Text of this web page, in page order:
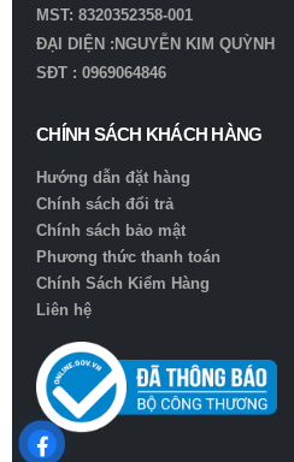
MST: 8320352358-001
ĐẠI DIỆN :NGUYỄN KIM QUỲNH
SĐT : 0969064846
CHÍNH SÁCH KHÁCH HÀNG
Hướng dẫn đặt hàng
Chính sách đổi trả
Chính sách bảo mật
Phương thức thanh toán
Chính Sách Kiểm Hàng
Liên hệ